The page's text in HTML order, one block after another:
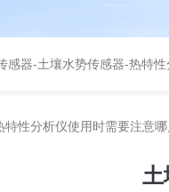
感器-土壤水势传感器-热特性
特性分析仪使用时需要注意哪
土